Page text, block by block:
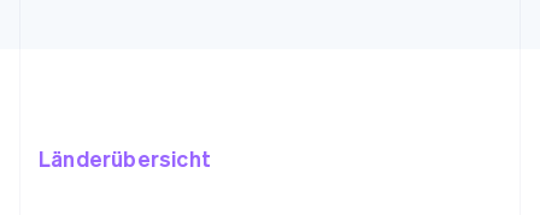
Länderübersicht